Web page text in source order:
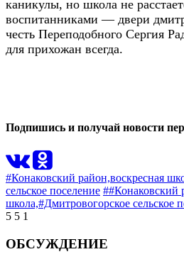
каникулы, но школа не
воспитанниками — двери
честь Переподобного Сергия
для прихожан всегда.
Подпишись и получай новости
#Конаковский район,воскресная
сельское поселение ##Конаковский
школа,#Дмитровогорское сельское
5 5 1
ОБСУЖДЕНИЕ